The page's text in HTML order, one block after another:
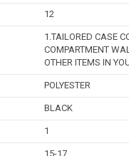
12
1.TAILORED CASE
COMPARTMENT
OTHER ITEMS IN
POLYESTER
BLACK
1
15-17